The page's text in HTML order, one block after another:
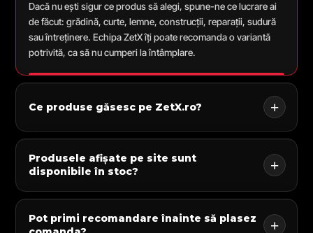
Dacă nu ești sigur ce produs să alegi, spune-ne ce lucrare ai
de făcut: grădină, curte, lemne, construcții, reparații, sudură
sau întreținere. Echipa ZetX îți poate recomanda o variantă
potrivită, ca să nu cumperi la întâmplare.
Ce produse găsesc pe ZetX.ro?
Produsele afișate pe site sunt
disponibile în stoc?
Pot primi recomandare înainte să plasez